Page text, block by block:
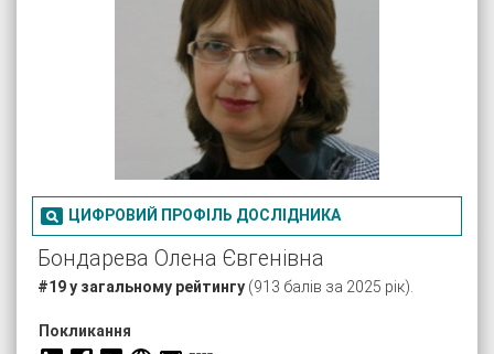
 ЦИФРОВИЙ ПРОФІЛЬ ДОСЛІДНИКА
Бондарева Олена Євгенівна
#19 у загальному рейтингу (913 балів за 2025 рік).
Покликання